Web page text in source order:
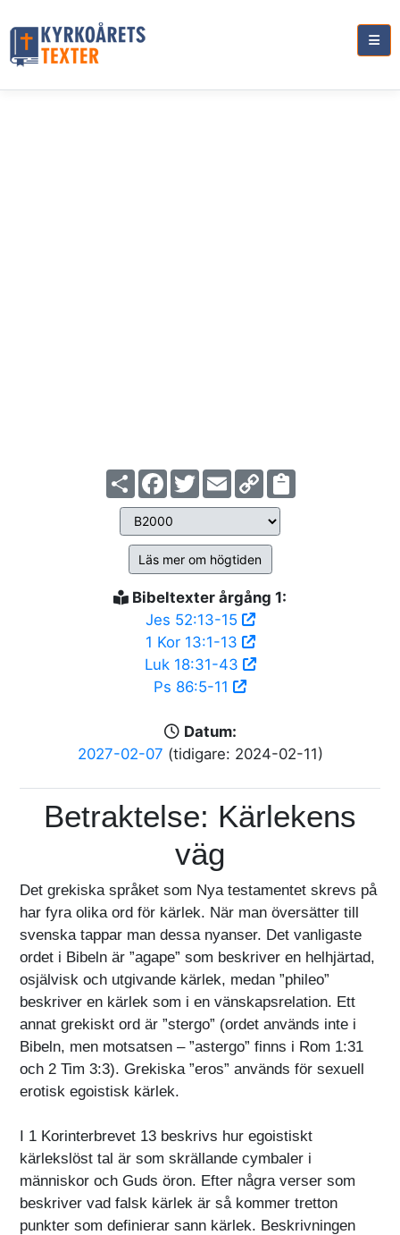
ShareFacebook
TwitterEmailCopy
Link
Läs mer om högtiden
Bibeltexter årgång 1:
Jes 52:13-15
1 Kor 13:1-13
Luk 18:31-43
Ps 86:5-11
Datum:
2027-02-07 (tidigare: 2024-02-11)
Betraktelse: Kärlekens
väg
Det grekiska språket som Nya testamentet skrevs på
har fyra olika ord för kärlek. När man översätter till
svenska tappar man dessa nyanser. Det vanligaste
ordet i Bibeln är ”agape” som beskriver en helhjärtad,
osjälvisk och utgivande kärlek, medan ”phileo”
beskriver en kärlek som i en vänskapsrelation. Ett
annat grekiskt ord är ”stergo” (ordet används inte i
Bibeln, men motsatsen – ”astergo” finns i Rom 1:31
och 2 Tim 3:3). Grekiska ”eros” används för sexuell
erotisk egoistisk kärlek.
I 1 Korinterbrevet 13 beskrivs hur egoistiskt
kärlekslöst tal är som skrällande cymbaler i
människor och Guds öron. Efter några verser som
beskriver vad falsk kärlek är så kommer tretton
punkter som definierar sann kärlek. Beskrivningen